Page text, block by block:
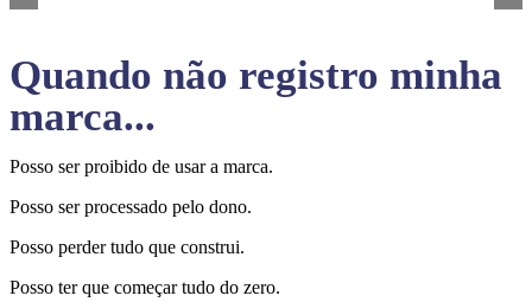
Quando não registro minha
marca...
Posso ser proibido de usar a marca.
Posso ser processado pelo dono.
Posso perder tudo que construi.
Posso ter que começar tudo do zero.